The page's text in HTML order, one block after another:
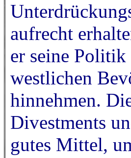
aufrecht
er seine Politik
westlichen
hinnehmen.
Divestments
gutes Mittel,